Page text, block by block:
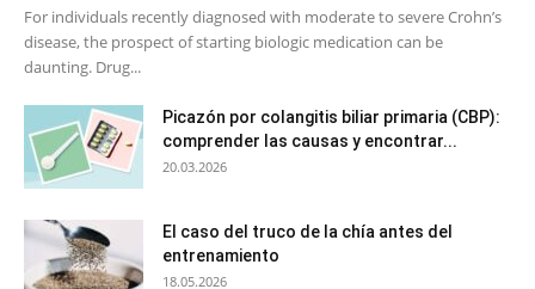
For individuals recently diagnosed with moderate to severe Crohn’s
disease, the prospect of starting biologic medication can be
daunting. Drug...
Picazón por colangitis biliar primaria (CBP):
comprender las causas y encontrar...
20.03.2026
El caso del truco de la chía antes del
entrenamiento
18.05.2026